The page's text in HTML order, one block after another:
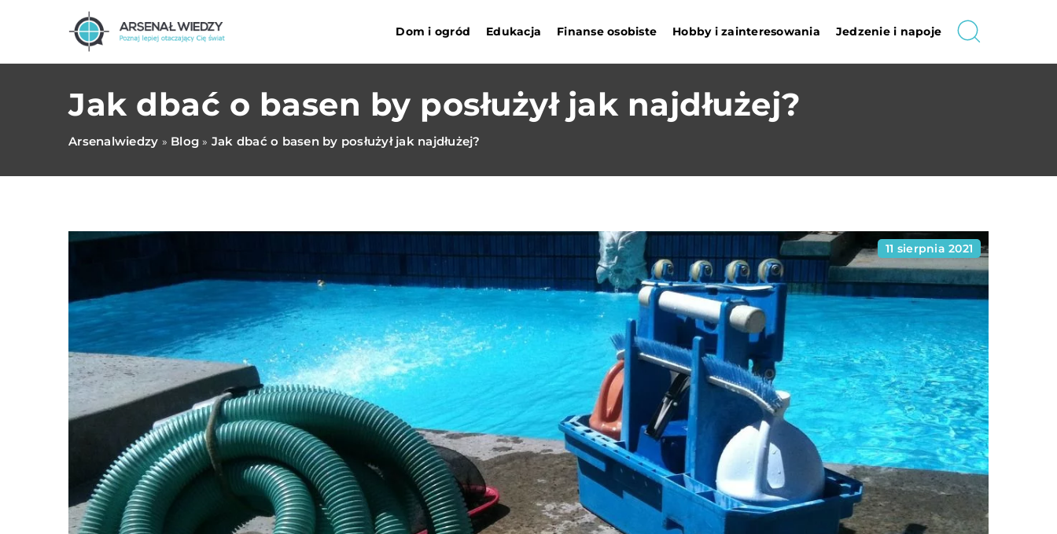
Dom i ogród Edukacja Finanse osobiste Hobby i zainteresowania Jedzenie i napoje
Jak dbać o basen by posłużył jak najdłużej?
Arsenalwiedzy » Blog » Jak dbać o basen by posłużył jak najdłużej?
11 sierpnia 2021